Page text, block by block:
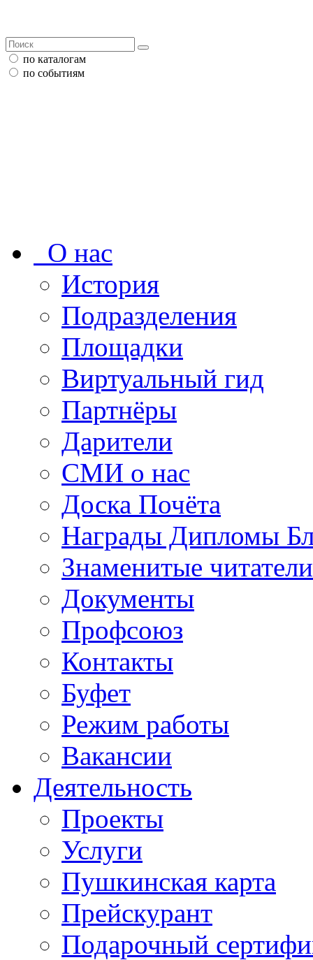
по каталогам
по событиям
О нас
История
Подразделения
Площадки
Виртуальный гид
Партнёры
Дарители
СМИ о нас
Доска Почёта
Награды Дипломы
Знаменитые
Документы
Профсоюз
Контакты
Буфет
Режим работы
Вакансии
Деятельность
Проекты
Услуги
Пушкинская карта
Прейскурант
Подарочный